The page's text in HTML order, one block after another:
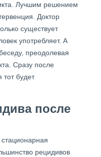
Лучшим решением
Доктор
существует
употребляет. А
преодолевая
Сразу после
тот будет
после
рецидивов